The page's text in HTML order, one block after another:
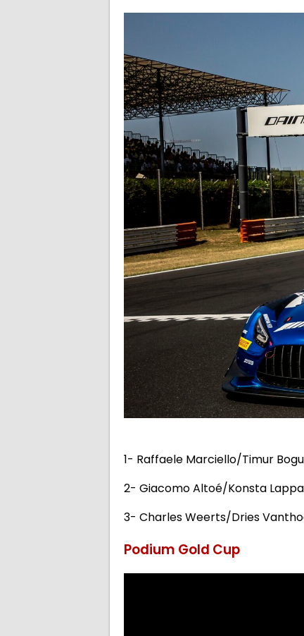
1- Raffaele Marciello/Timur
2- Giacomo Altoé/Konsta
3- Charles Weerts/Dries
Podium Gold Cup